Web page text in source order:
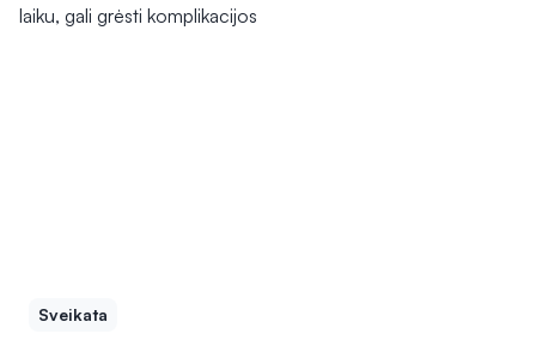
Sveikata